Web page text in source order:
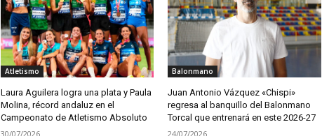
Atletismo
Laura Aguilera logra una plata y Paula
Molina, récord andaluz en el
Campeonato de Atletismo Absoluto
30/07/2026
Balonmano
Juan Antonio Vázquez «Chispi»
regresa al banquillo del Balonmano
Torcal que entrenará en este 2026-27
24/07/2026